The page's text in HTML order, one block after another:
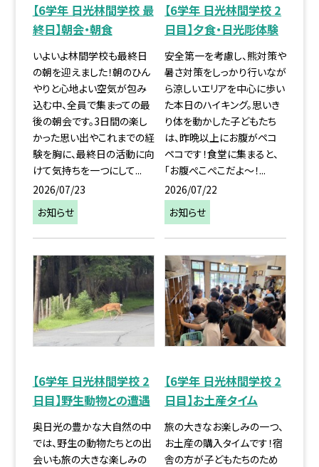
【6学年 日光林間学校 最
終日】朝会・朝食
いよいよ林間学校も最終日
の朝を迎えました！朝のひん
やりと心地よい空気が包み
込む中、全員で集まっての最
後の朝会です。3日間の楽し
かった思い出やこれまでの経
験を胸に、最終日の活動に向
けて気持ちを一つにして...
2026/07/23
お知らせ
【6学年 日光林間学校 2
日目】夕食・日光彫体験
安全第一を考慮し、熊対策や
暑さ対策をしっかり行いなが
ら涼しいエリアを中心に歩い
た本日のハイキング。思いき
り体を動かした子どもたち
は、昨晩以上にお腹がペコ
ペコです！食堂に集まると、
「お腹ぺこぺこだよ〜！...
2026/07/22
お知らせ
【6学年 日光林間学校 2
日目】野生動物との遭遇
奥日光の豊かな大自然の中
では、野生の動物たちとの出
会いも旅の大きな楽しみの
【6学年 日光林間学校 2
日目】お土産タイム
旅の大きなお楽しみの一つ、
お土産の購入タイムです！宿
舎の方が子どもたちのため